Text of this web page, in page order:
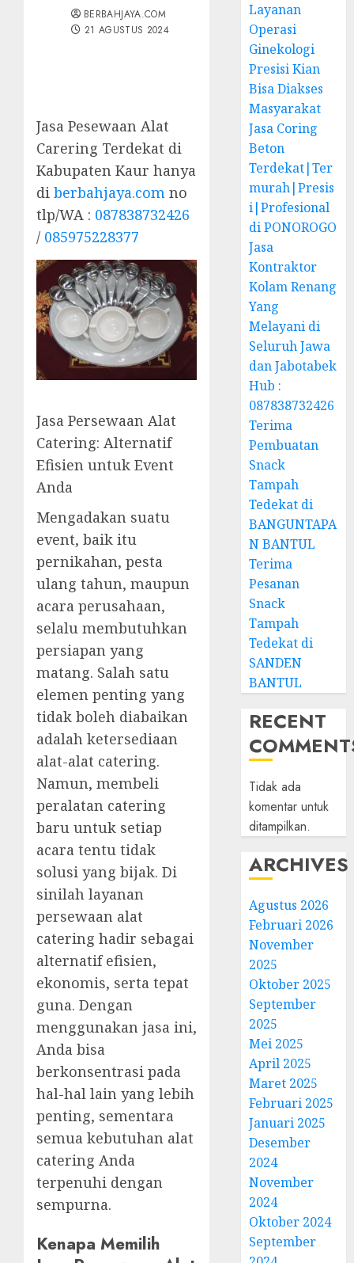
BERBAHJAYA.COM
21 AGUSTUS 2024
Jasa Pesewaan Alat
Carering Terdekat di
Kabupaten Kaur hanya
di berbahjaya.com no
tlp/WA : 087838732426
/ 085975228377
Jasa Persewaan Alat
Catering: Alternatif
Efisien untuk Event
Anda
Mengadakan suatu
event, baik itu
pernikahan, pesta
ulang tahun, maupun
acara perusahaan,
selalu membutuhkan
persiapan yang
matang. Salah satu
elemen penting yang
tidak boleh diabaikan
adalah ketersediaan
alat-alat catering.
Namun, membeli
peralatan catering
baru untuk setiap
acara tentu tidak
solusi yang bijak. Di
sinilah layanan
persewaan alat
catering hadir sebagai
alternatif efisien,
ekonomis, serta tepat
guna. Dengan
menggunakan jasa ini,
Anda bisa
berkonsentrasi pada
hal-hal lain yang lebih
penting, sementara
semua kebutuhan alat
catering Anda
terpenuhi dengan
sempurna.
Kenapa Memilih
Layanan
Operasi
Ginekologi
Presisi Kian
Bisa Diakses
Masyarakat
Jasa Coring
Beton
Terdekat|Ter
murah|Presis
i|Profesional
di PONOROGO
Jasa
Kontraktor
Kolam Renang
Yang
Melayani di
Seluruh Jawa
dan Jabotabek
Hub :
087838732426
Terima
Pembuatan
Snack
Tampah
Tedekat di
BANGUNTAPA
N BANTUL
Terima
Pesanan
Snack
Tampah
Tedekat di
SANDEN
BANTUL
RECENT
Tidak ada
komentar untuk
ditampilkan.
ARCHIVES
Agustus 2026
Februari 2026
November
2025
Oktober 2025
September
2025
Mei 2025
April 2025
Maret 2025
Februari 2025
Januari 2025
Desember
2024
November
2024
Oktober 2024
September